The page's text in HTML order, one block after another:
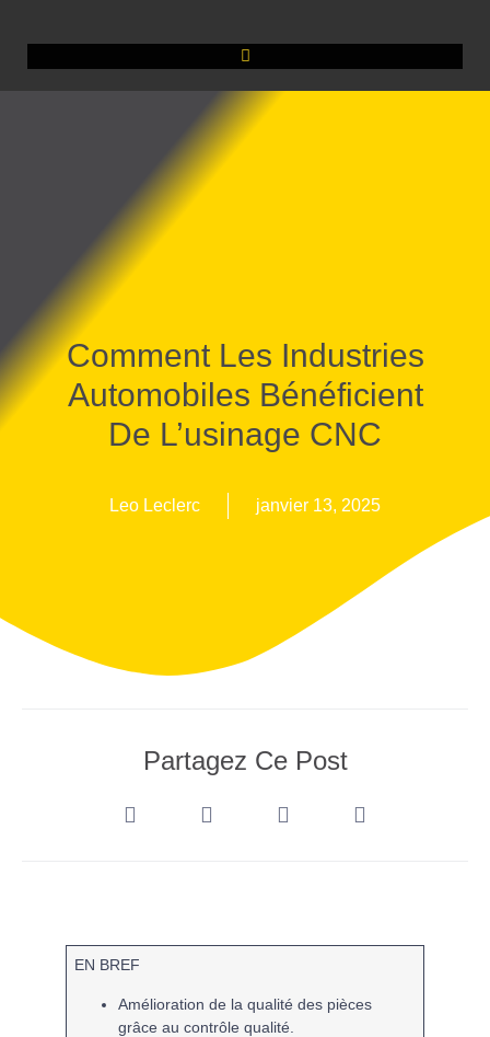
Comment Les Industries
Automobiles Bénéficient
De L’usinage CNC
Leo Leclerc janvier 13, 2025
Partagez Ce Post
EN BREF
Amélioration de laqualité des pièces
grâce aucontrôle qualité